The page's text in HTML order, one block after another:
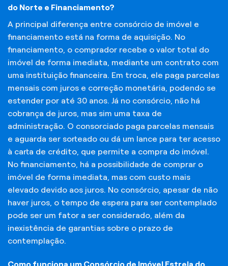
do Norte e Financiamento?
A principal diferença entre consórcio de imóvel e
financiamento está na forma de aquisição. No
financiamento, o comprador recebe o valor total do
imóvel de forma imediata, mediante um contrato com
uma instituição financeira. Em troca, ele paga parcelas
mensais com juros e correção monetária, podendo se
estender por até 30 anos. Já no consórcio, não há
cobrança de juros, mas sim uma taxa de
administração. O consorciado paga parcelas mensais
e aguarda ser sorteado ou dá um lance para ter acesso
à carta de crédito, que permite a compra do imóvel.
No financiamento, há a possibilidade de comprar o
imóvel de forma imediata, mas com custo mais
elevado devido aos juros. No consórcio, apesar de não
haver juros, o tempo de espera para ser contemplado
pode ser um fator a ser considerado, além da
inexistência de garantias sobre o prazo de
contemplação.